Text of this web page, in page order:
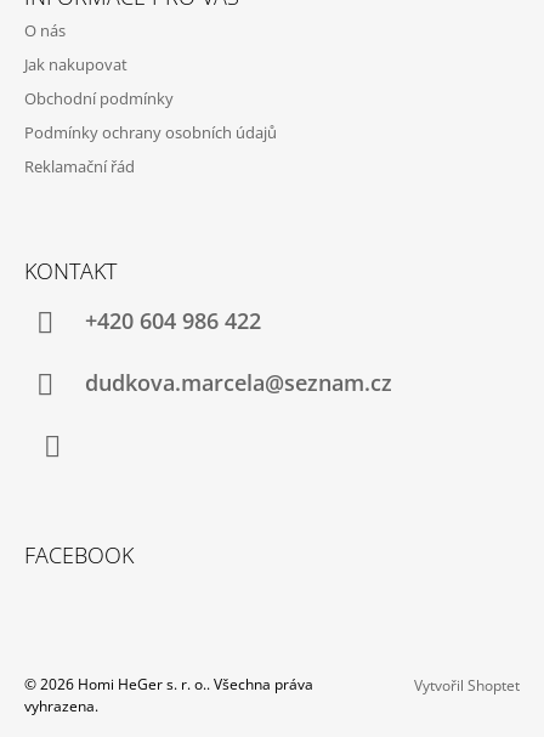
O nás
Jak nakupovat
Obchodní podmínky
Podmínky ochrany osobních údajů
Reklamační řád
KONTAKT
+420 604 986 422
dudkova.marcela@seznam.cz
FACEBOOK
Vytvořil Shoptet
© 2026 Homi HeGer s. r. o.. Všechna práva
vyhrazena.